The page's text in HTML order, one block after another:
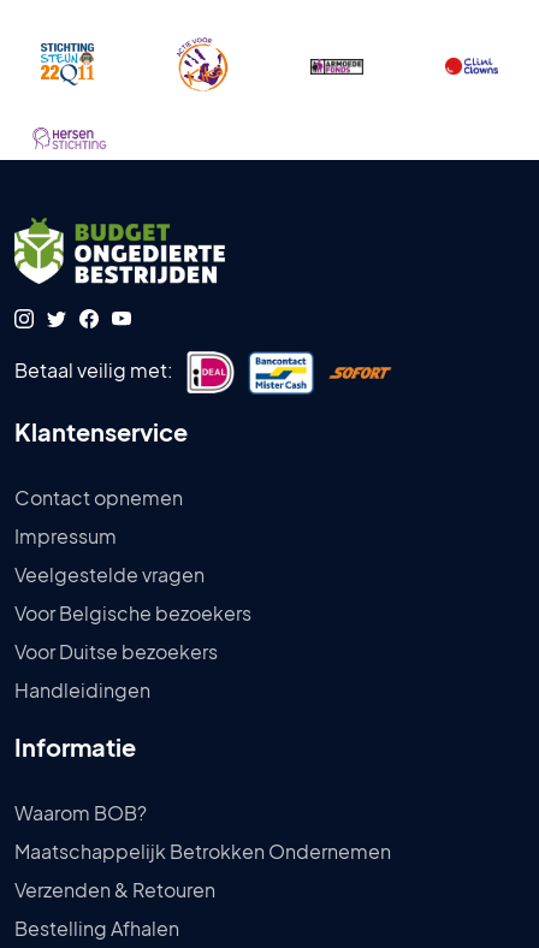
Betaal veilig met:
Klantenservice
Contact opnemen
Impressum
Veelgestelde vragen
Voor Belgische bezoekers
Voor Duitse bezoekers
Handleidingen
Informatie
Waarom BOB?
Maatschappelijk Betrokken Ondernemen
Verzenden & Retouren
Bestelling Afhalen